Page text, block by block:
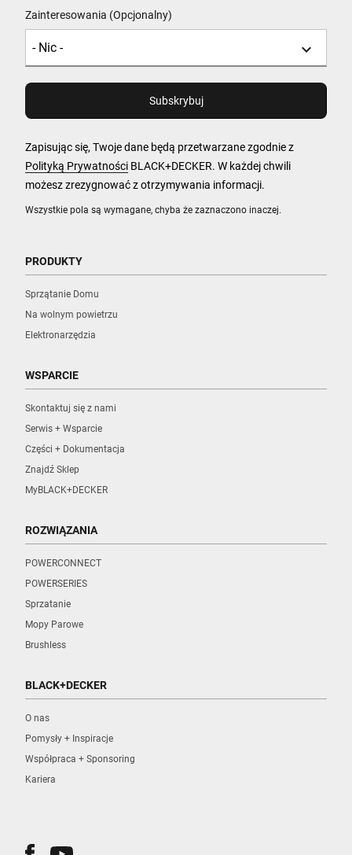
Wszystkie pola są wymagane, chyba że zaznaczono inaczej.
Zainteresowania (Opcjonalny)
Zapisując się, Twoje dane będą przetwarzane zgodnie z
Polityką Prywatności BLACK+DECKER. W każdej chwili
możesz zrezygnować z otrzymywania informacji.
PRODUKTY
Sprzątanie Domu
Na wolnym powietrzu
Elektronarzędzia
WSPARCIE
Skontaktuj się z nami
Serwis + Wsparcie
Części + Dokumentacja
Znajdź Sklep
MyBLACK+DECKER
ROZWIĄZANIA
POWERCONNECT
POWERSERIES
Sprzatanie
Mopy Parowe
Brushless
BLACK+DECKER
O nas
Pomysły + Inspiracje
Współpraca + Sponsoring
Kariera